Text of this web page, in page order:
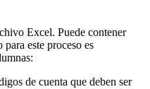
Excel. Puede contener
para este proceso es
de cuenta que deben ser